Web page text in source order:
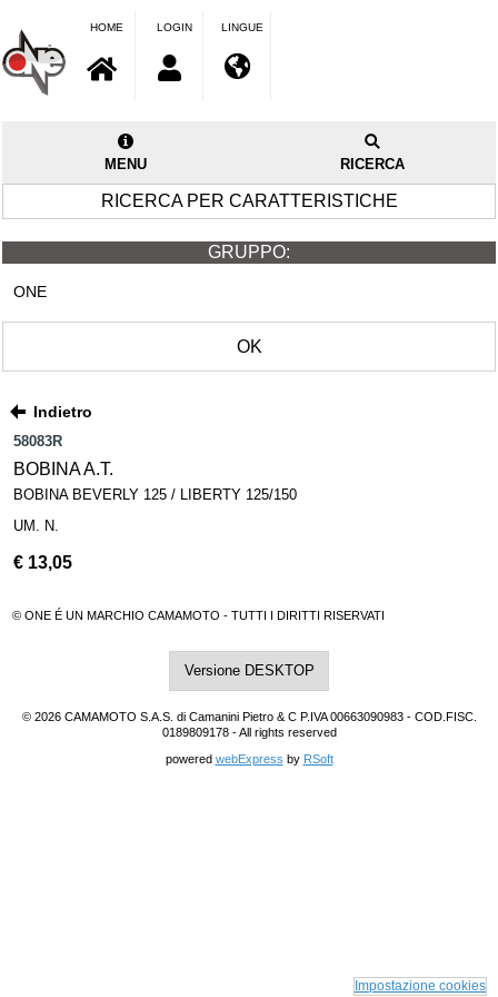
HOME LOGIN LINGUE
MENU RICERCA
RICERCA PER CARATTERISTICHE
GRUPPO:
ONE
OK
Indietro
58083R
BOBINA A.T.
BOBINA BEVERLY 125 / LIBERTY 125/150
UM. N.
€ 13,05
Impostazione cookies
© ONE É UN MARCHIO CAMAMOTO - TUTTI I DIRITTI RISERVATI
Versione DESKTOP
© 2026 CAMAMOTO S.A.S. di Camanini Pietro & C P.IVA 00663090983 - COD.FISC.
0189809178 - All rights reserved
powered webExpress by RSoft